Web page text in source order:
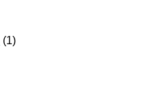
(1)